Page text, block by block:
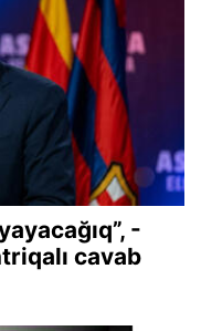
-
cavab